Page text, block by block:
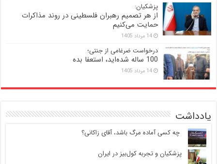
پزشکیان:
از هر تصمیم رهبران فلسطینی در روند مذاکرات
حمایت می‌کنیم
14 مرداد 1405
درخواست ضرغامی از جنتی؛
100 ساله شده‌اید، استعفا بده
14 مرداد 1405
یادداشت
‍ چه کسی آماده مرگ باشد، آقای زاکانی؟
پزشکیان و تجربه کول‌بیز در ایران